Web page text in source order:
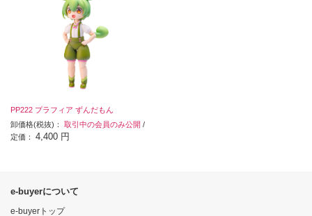
PP222 プラフィア ずんだもん
卸価格(税抜)： 取引中の会員のみ公開 /
定価： 4,400 円
e-buyerについて
e-buyerトップ